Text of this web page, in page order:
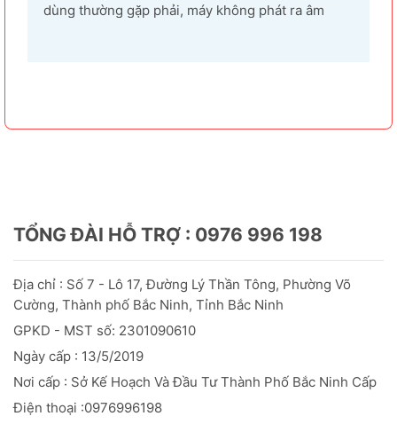
dùng thường gặp phải, máy không phát ra âm
TỔNG ĐÀI HỖ TRỢ : 0976 996 198
Địa chỉ : Số 7 - Lô 17, Đường Lý Thần Tông, Phường Võ
Cường, Thành phố Bắc Ninh, Tỉnh Bắc Ninh
GPKD - MST số: 2301090610
Ngày cấp : 13/5/2019
Nơi cấp : Sở Kế Hoạch Và Đầu TưThành Phố Bắc Ninh Cấp
Điện thoại :0976996198